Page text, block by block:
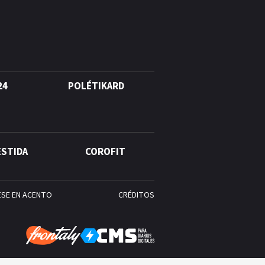
POLÉTIKARD
COROFIT
EN ACENTO CRÉDITOS